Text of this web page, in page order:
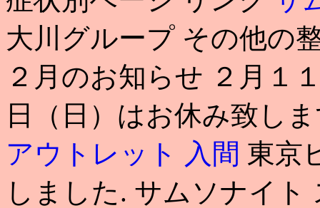
大川グループ その他の
２月のお知らせ ２月１
日（日）はお休み致し
アウトレット 入間 東京
しました. サムソナイト